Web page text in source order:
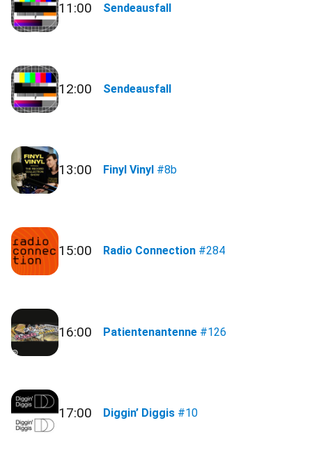
11:00 Sendeausfall
12:00 Sendeausfall
13:00 Finyl Vinyl #8b
15:00 Radio Connection #284
16:00 Patientenantenne #126
17:00 Diggin’ Diggis #10